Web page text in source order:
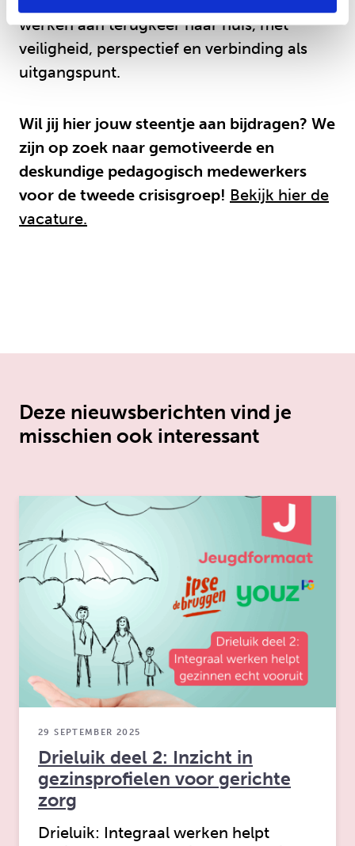
werken aan terugkeer naar huis, met
veiligheid, perspectief en verbinding als
uitgangspunt.
Wil jij hier jouw steentje aan bijdragen? We
zijn op zoek naar gemotiveerde en
deskundige pedagogisch medewerkers
voor de tweede crisisgroep! Bekijk hier de
vacature.
Deze nieuwsberichten vind je
misschien ook interessant
Drieluik deel 2: Inzicht in
gezinsprofielen voor gerichte
zorg
29 SEPTEMBER 2025
Drieluik: Integraal werken helpt